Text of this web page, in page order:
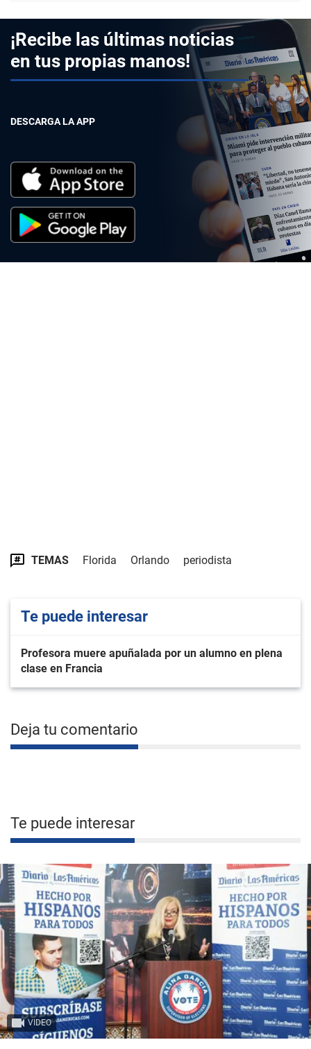
¡Recibe las últimas noticias
en tus propias manos!
DESCARGA LA APP
TEMAS Florida Orlando periodista
Te puede interesar
Profesora muere apuñalada por un alumno en plena
clase en Francia
Deja tu comentario
Te puede interesar
VIDEO